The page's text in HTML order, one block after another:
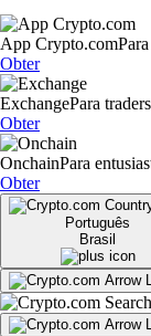
App Crypto.com
Obter
ExchangePara
Obter
OnchainPara
Obter
Português
Brasil